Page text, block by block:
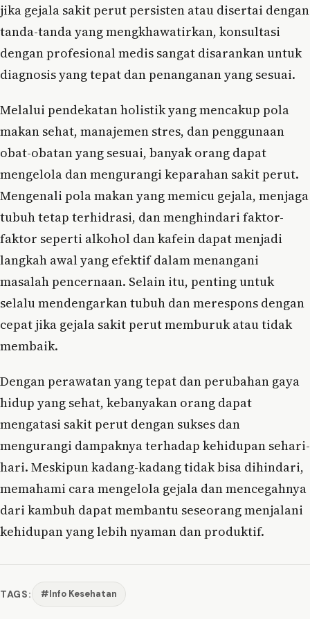
jika gejala sakit perut persisten atau disertai dengan
tanda-tanda yang mengkhawatirkan, konsultasi
dengan profesional medis sangat disarankan untuk
diagnosis yang tepat dan penanganan yang sesuai.
Melalui pendekatan holistik yang mencakup pola
makan sehat, manajemen stres, dan penggunaan
obat-obatan yang sesuai, banyak orang dapat
mengelola dan mengurangi keparahan sakit perut.
Mengenali pola makan yang memicu gejala, menjaga
tubuh tetap terhidrasi, dan menghindari faktor-
faktor seperti alkohol dan kafein dapat menjadi
langkah awal yang efektif dalam menangani
masalah pencernaan. Selain itu, penting untuk
selalu mendengarkan tubuh dan merespons dengan
cepat jika gejala sakit perut memburuk atau tidak
membaik.
Dengan perawatan yang tepat dan perubahan gaya
hidup yang sehat, kebanyakan orang dapat
mengatasi sakit perut dengan sukses dan
mengurangi dampaknya terhadap kehidupan sehari-
hari. Meskipun kadang-kadang tidak bisa dihindari,
memahami cara mengelola gejala dan mencegahnya
dari kambuh dapat membantu seseorang menjalani
kehidupan yang lebih nyaman dan produktif.
TAGS: #Info Kesehatan